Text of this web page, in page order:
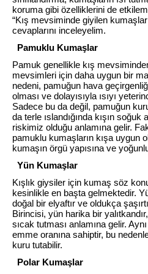
koruma gibi özelliklerini de
“Kış mevsiminde giyilen
cevaplarını inceleyelim.
Pamuklu Kumaşlar
Pamuk genellikle kış
mevsimleri için daha uygun bir
nedeni, pamuğun hava
olması ve dolayısıyla ısıyı
Sadece bu da değil, pamuğun
da terle ıslandığında kışın soğuk
riskimiz olduğu anlamına gelir.
pamuklu kumaşların kışa uygun
kumaşın örgü yapısına ve
Yün Kumaşlar
Kışlık giysiler için kumaş söz
kesinlikle en başta gelmektedir.
doğal bir elyaftır ve oldukça
Birincisi, yün harika bir
sıcak tutması anlamına gelir.
emme oranına sahiptir, bu
kuru tutabilir.
Polar Kumaşlar